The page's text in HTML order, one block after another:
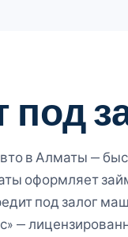
под
в Алматы —
оформляет
под залог
—